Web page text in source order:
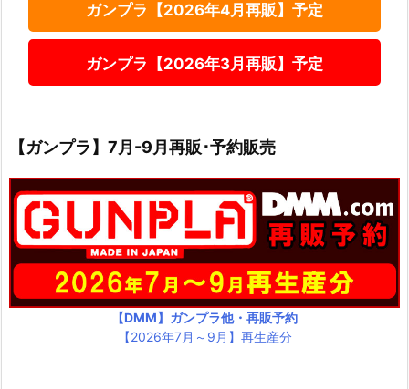
ガンプラ【2026年4月再販】予定
ガンプラ【2026年3月再販】予定
【ガンプラ】7月-9月再販･予約販売
【DMM】ガンプラ他・再販予約
【2026年7月～9月】再生産分